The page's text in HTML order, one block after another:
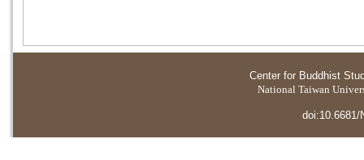
Center for Buddhist
National Taiwan
doi:10.6681/